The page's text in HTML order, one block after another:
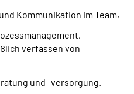
Kommunikation im Team,
verfassen von
und ‐versorgung.